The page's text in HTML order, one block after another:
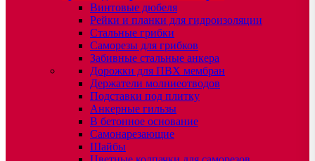
Винтовые дюбеля
Рейки и планки для гидроизоляции
Стальные грибки
Саморезы для грибков
Забивные стальные анкера
Дорожки для ПВХ мембран
Держатели молниеотводов
Подставки под плитку
Анкерные гильзы
В бетонное основание
Самонарезающие
Шайбы